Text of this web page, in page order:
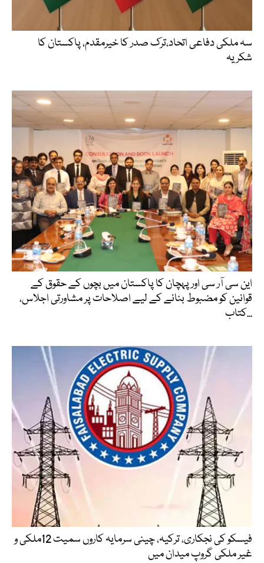
سہ ملکی دفاعی اتحاد،ترک صدر کا خیرمقدم، پاکستان کا
شکریہ
این سی آر سی اور پہچان کا پاکستان میں بچوں کے حقوق کے
قوانین کو مضبوط بنانے کے لیے اصلاحات پر مشاورتی اجلاس،
کتاب...
فیسکو کی نجکاری، ترکیہ، چینی سرمایہ کاروں سمیت 12ملکی و
غیر ملکی گروپ میدان میں